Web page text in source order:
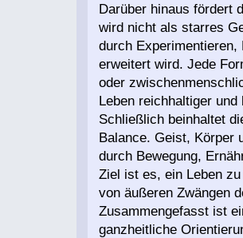
Darüber hinaus fördert
wird nicht als starres
durch
erweitert wird. Jede
oder
Leben reichhaltiger
Schließlich beinhaltet
Balance. Geist, Körper
durch Bewegung,
Ziel ist es, ein Leben
von äußeren Zwängen
Zusammengefasst ist
ganzheitliche